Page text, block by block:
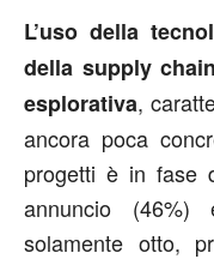
L’uso della
della supply
esplorativa,
ancora poca
progetti è in fase
annuncio
solamente otto,